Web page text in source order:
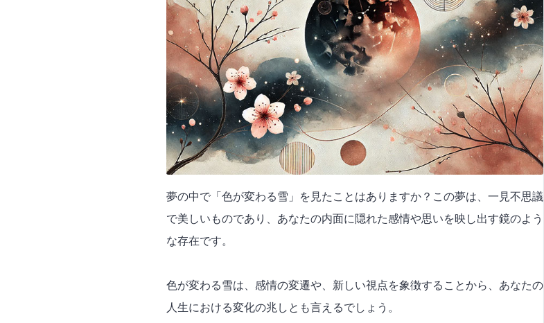
夢の中で「色が変わる雪」を見たことはありますか？この夢は、一見不思議
で美しいものであり、あなたの内面に隠れた感情や思いを映し出す鏡のよう
な存在です。
色が変わる雪は、感情の変遷や、新しい視点を象徴することから、あなたの
人生における変化の兆しとも言えるでしょう。